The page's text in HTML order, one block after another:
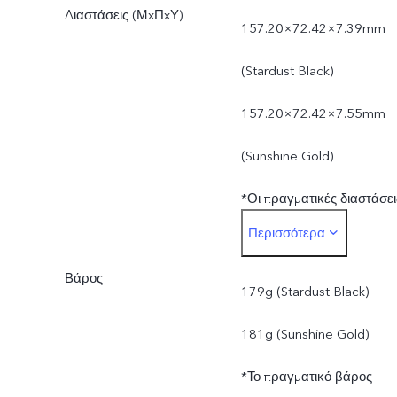
Διαστάσεις (ΜxΠxΥ)
157.20×72.42×7.39mm
(Stardust Black)
157.20×72.42×7.55mm
(Sunshine Gold)
*Οι πραγματικές
ενδέχεται να διαφέρουν
λόγω διαφοροποιήσεων
στις διαδικασίες, τη μέθοδο
μέτρησης και τις
Περισσότερα
Βάρος
179g (Stardust Black)
181g (Sunshine Gold)
*Το πραγματικό βάρος